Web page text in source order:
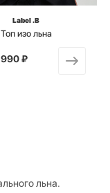
Label .B
Топ изо льна
₽
льна.